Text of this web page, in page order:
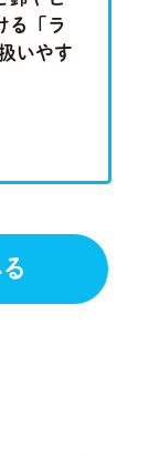
る「ラ
いやす